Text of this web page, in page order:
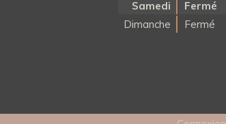
Samedi
Fermé
Dimanche
Fermé